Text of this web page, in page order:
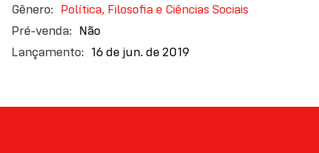
Política, Filosofia e Ciências Sociais
Não
16 de jun. de 2019